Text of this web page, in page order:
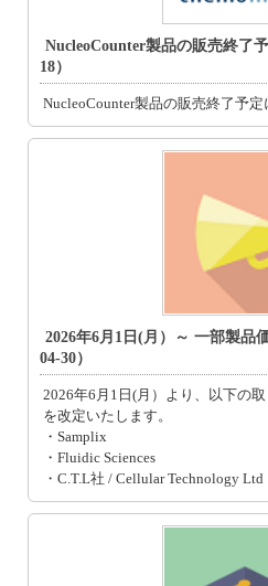
NucleoCounter製品の販売終了
18）
NucleoCounter製品の販売終了予定
2026年6月1日(月）～ 一部製品
04-30）
2026年6月1日(月）より、以下の
を改定いたします。
・Samplix
・Fluidic Sciences
・C.T.L社 / Cellular Technology Ltd